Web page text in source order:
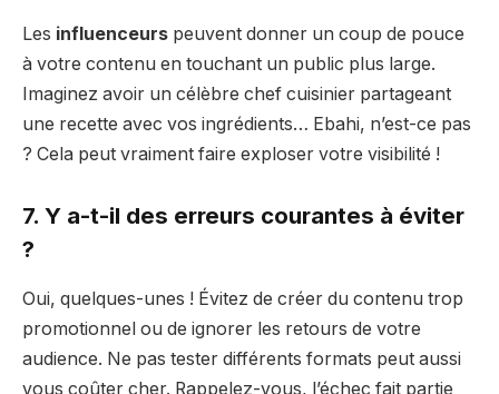
Les influenceurs peuvent donner un coup de pouce
à votre contenu en touchant un public plus large.
Imaginez avoir un célèbre chef cuisinier partageant
une recette avec vos ingrédients… Ebahi, n’est-ce pas
? Cela peut vraiment faire exploser votre visibilité !
7. Y a-t-il des erreurs courantes à éviter
?
Oui, quelques-unes ! Évitez de créer du contenu trop
promotionnel ou de ignorer les retours de votre
audience. Ne pas tester différents formats peut aussi
vous coûter cher. Rappelez-vous, l’échec fait partie